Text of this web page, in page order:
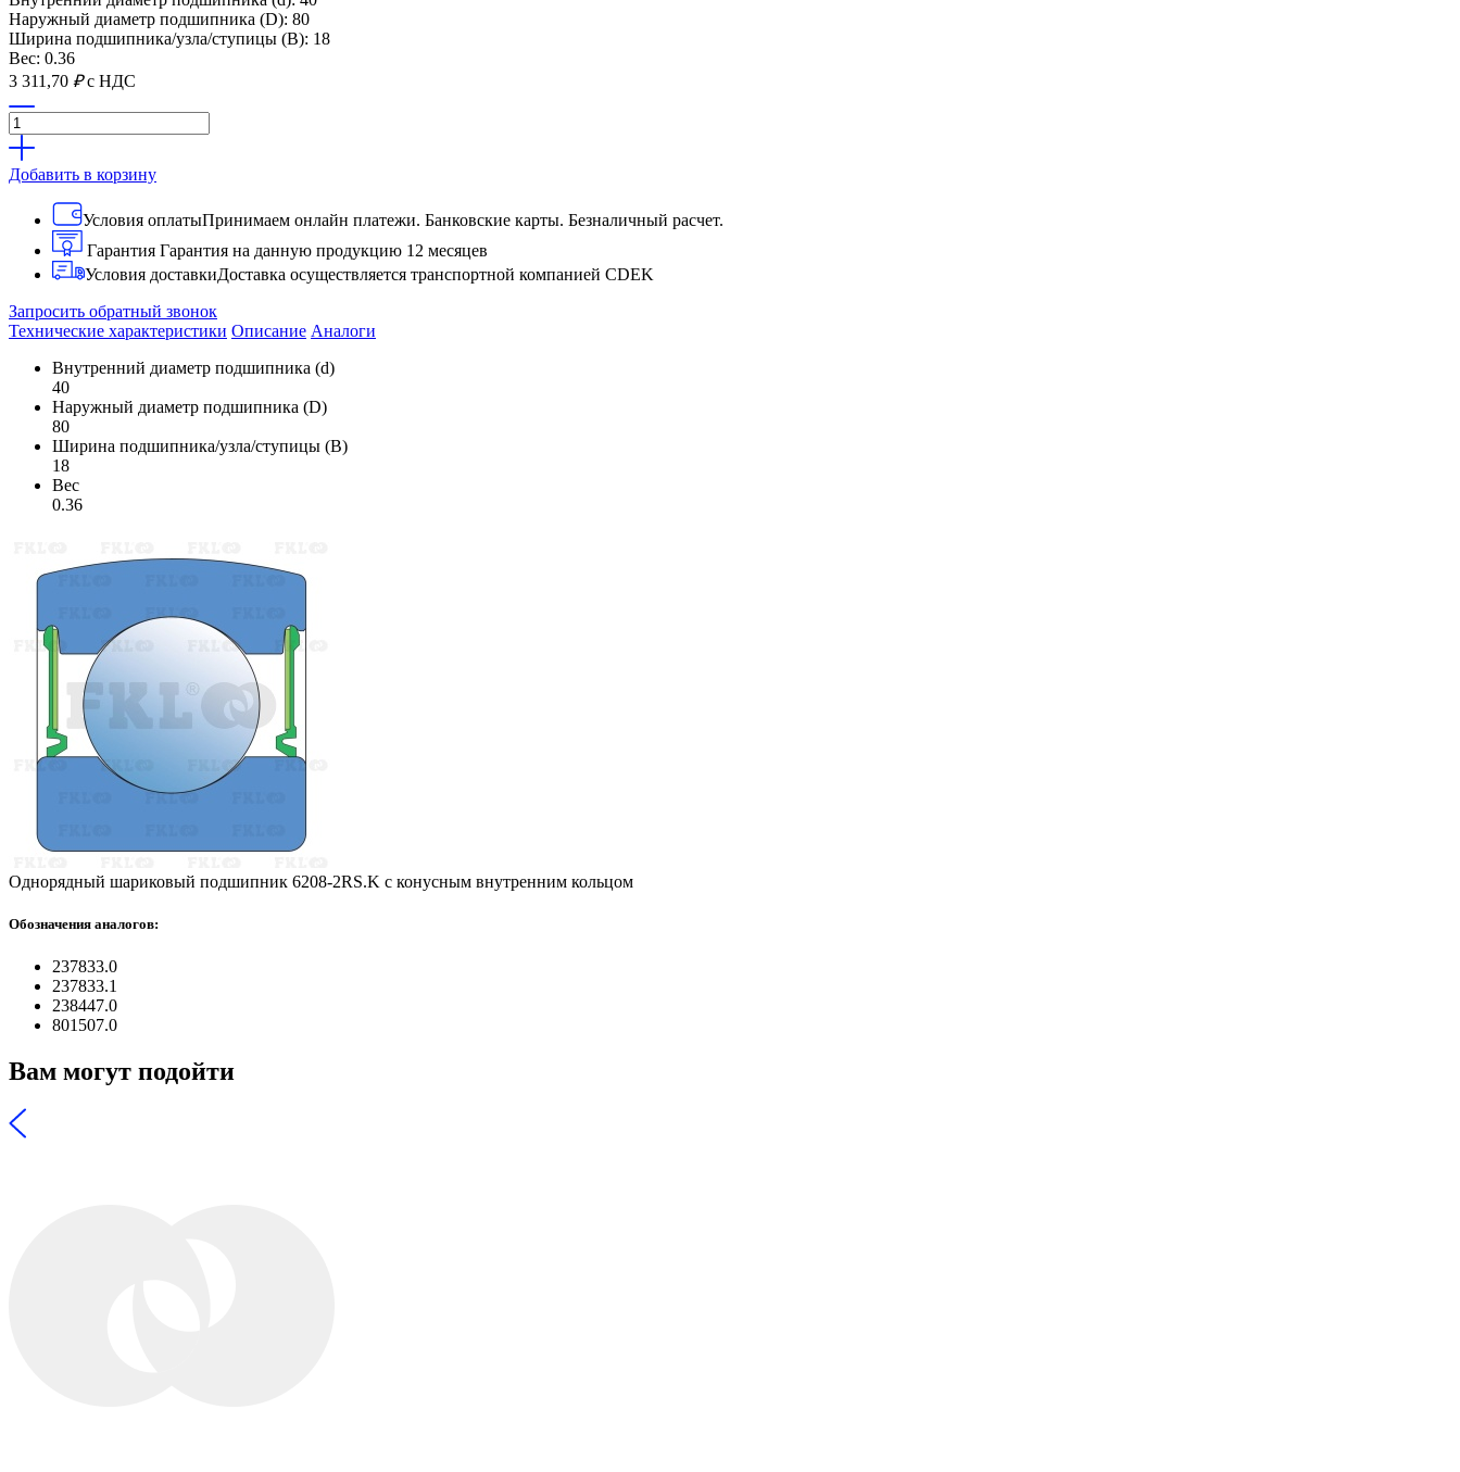
Наружный диаметр подшипника (D): 80
Ширина подшипника/узла/ступицы (B): 18
Вес: 0.36
3 311,70 ₽ с НДС
Добавить в корзину
Условия оплатыПринимаем онлайн платежи. Банковские карты. Безналичный расчет.
Гарантия Гарантия на данную продукцию 12 месяцев
Условия доставкиДоставка осуществляется транспортной компанией CDEK
Запросить обратный звонок
Технические характеристики Описание Аналоги
Внутренний диаметр подшипника (d)
40
Наружный диаметр подшипника (D)
80
Ширина подшипника/узла/ступицы (B)
18
Вес
0.36
Однорядный шариковый подшипник 6208-2RS.K с конусным внутренним кольцом
Обозначения аналогов:
237833.0
237833.1
238447.0
801507.0
Вам могут подойти